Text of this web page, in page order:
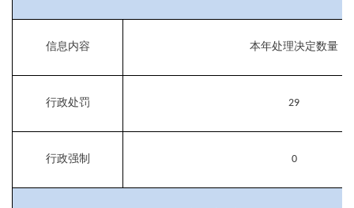
信息内容 本年处理决定数量
行政处罚 29
行政强制 0